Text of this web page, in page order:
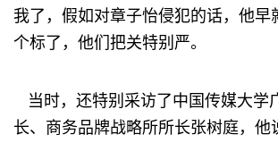
我了，假如对章子怡侵犯的话，他早
个标了，他们把关特别严。
当时，还特别采访了中国传媒大学
长、商务品牌战略所所长张树庭，他